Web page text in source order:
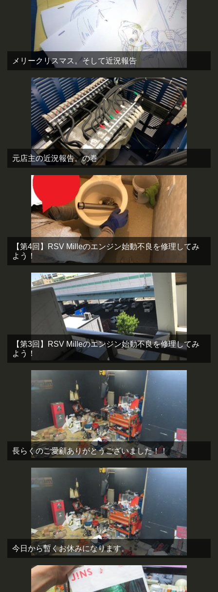
メリークリスマス。そして近況報告
元店主の近況報告。の巻
【第4回】RSV Milleのエンジン始動不良を修理してみ
よう！
【第3回】RSV Milleのエンジン始動不良を修理してみ
よう！
長らくのご愛顧ありがとうございました！！
今日から暫くお休みになります。